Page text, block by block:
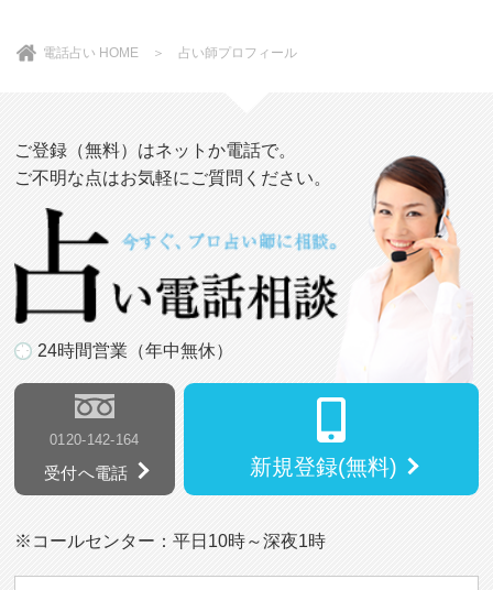
電話占い HOME ＞ 占い師プロフィール
ご登録（無料）はネットか電話で。
ご不明な点はお気軽にご質問ください。
24時間営業（年中無休）
0120-142-164
受付へ電話 新規登録(無料)
※コールセンター：平日10時～深夜1時